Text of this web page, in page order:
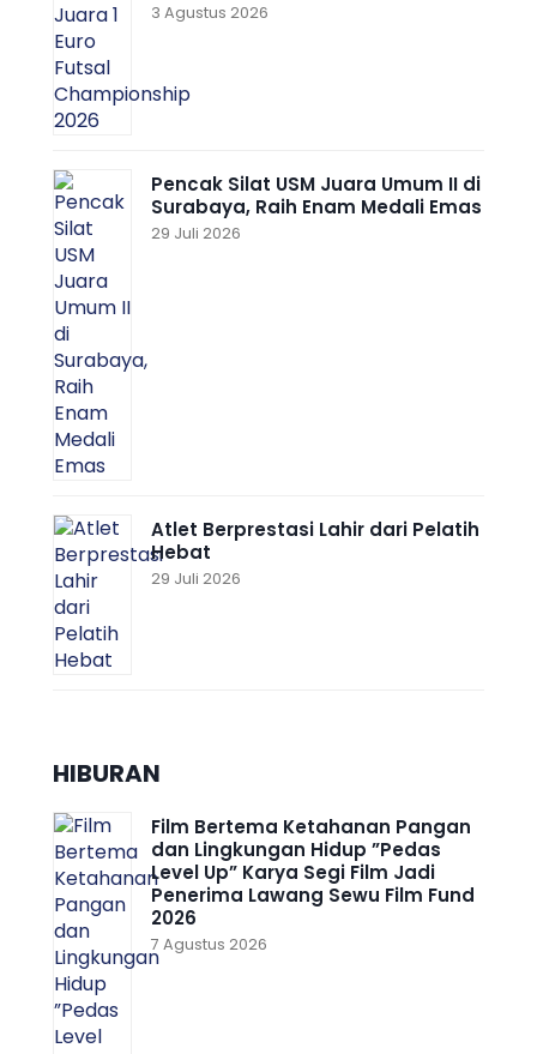
3 Agustus 2026
Pencak Silat USM Juara Umum II di
Surabaya, Raih Enam Medali Emas
29 Juli 2026
Atlet Berprestasi Lahir dari Pelatih
Hebat
29 Juli 2026
HIBURAN
Film Bertema Ketahanan Pangan
dan Lingkungan Hidup ”Pedas
Level Up” Karya Segi Film Jadi
Penerima Lawang Sewu Film Fund
2026
7 Agustus 2026